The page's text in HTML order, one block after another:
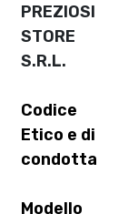
PREZIOSI
STORE
S.R.L.
Codice
Etico e di
condotta
Modello